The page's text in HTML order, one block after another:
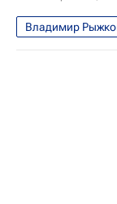
Московская
Владимир
Выборы в